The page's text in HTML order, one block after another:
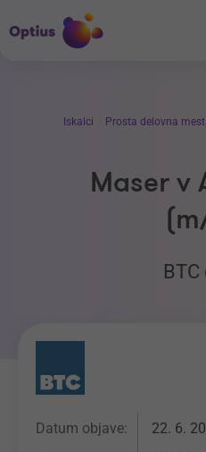
Iskalci Prosta delovna
Maser v
BTC
Datum objave:
22. 6.